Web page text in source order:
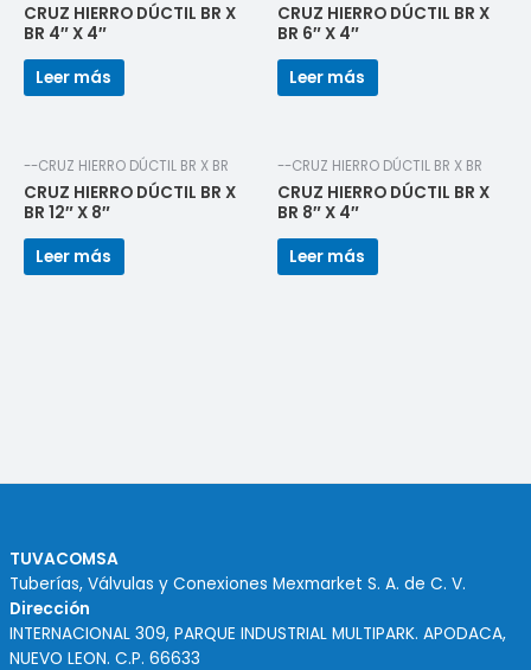
CRUZ HIERRO DÚCTIL BR X
BR 4″ X 4″
Leer más
CRUZ HIERRO DÚCTIL BR X
BR 6″ X 4″
Leer más
--CRUZ HIERRO DÚCTIL BR X BR
CRUZ HIERRO DÚCTIL BR X
BR 12″ X 8″
Leer más
--CRUZ HIERRO DÚCTIL BR X BR
CRUZ HIERRO DÚCTIL BR X
BR 8″ X 4″
Leer más
TUVACOMSA
Tuberías, Válvulas y Conexiones Mexmarket S. A. de C. V.
Dirección
INTERNACIONAL 309, PARQUE INDUSTRIAL MULTIPARK. APODACA,
NUEVO LEON. C.P. 66633